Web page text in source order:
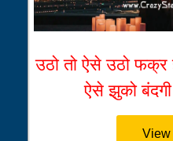
उठो तो ऐसे उठो फक्र
ऐसे झुको
View